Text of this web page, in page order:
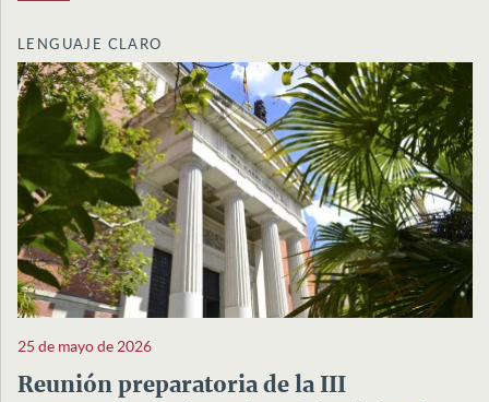
LENGUAJE CLARO
25 de mayo de 2026
Reunión preparatoria de la III